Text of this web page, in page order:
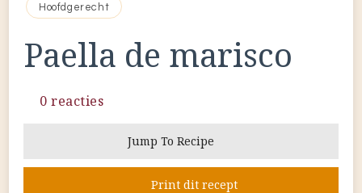
Hoofdgerecht
Paella de marisco
0 reacties
Jump To Recipe
Print dit recept